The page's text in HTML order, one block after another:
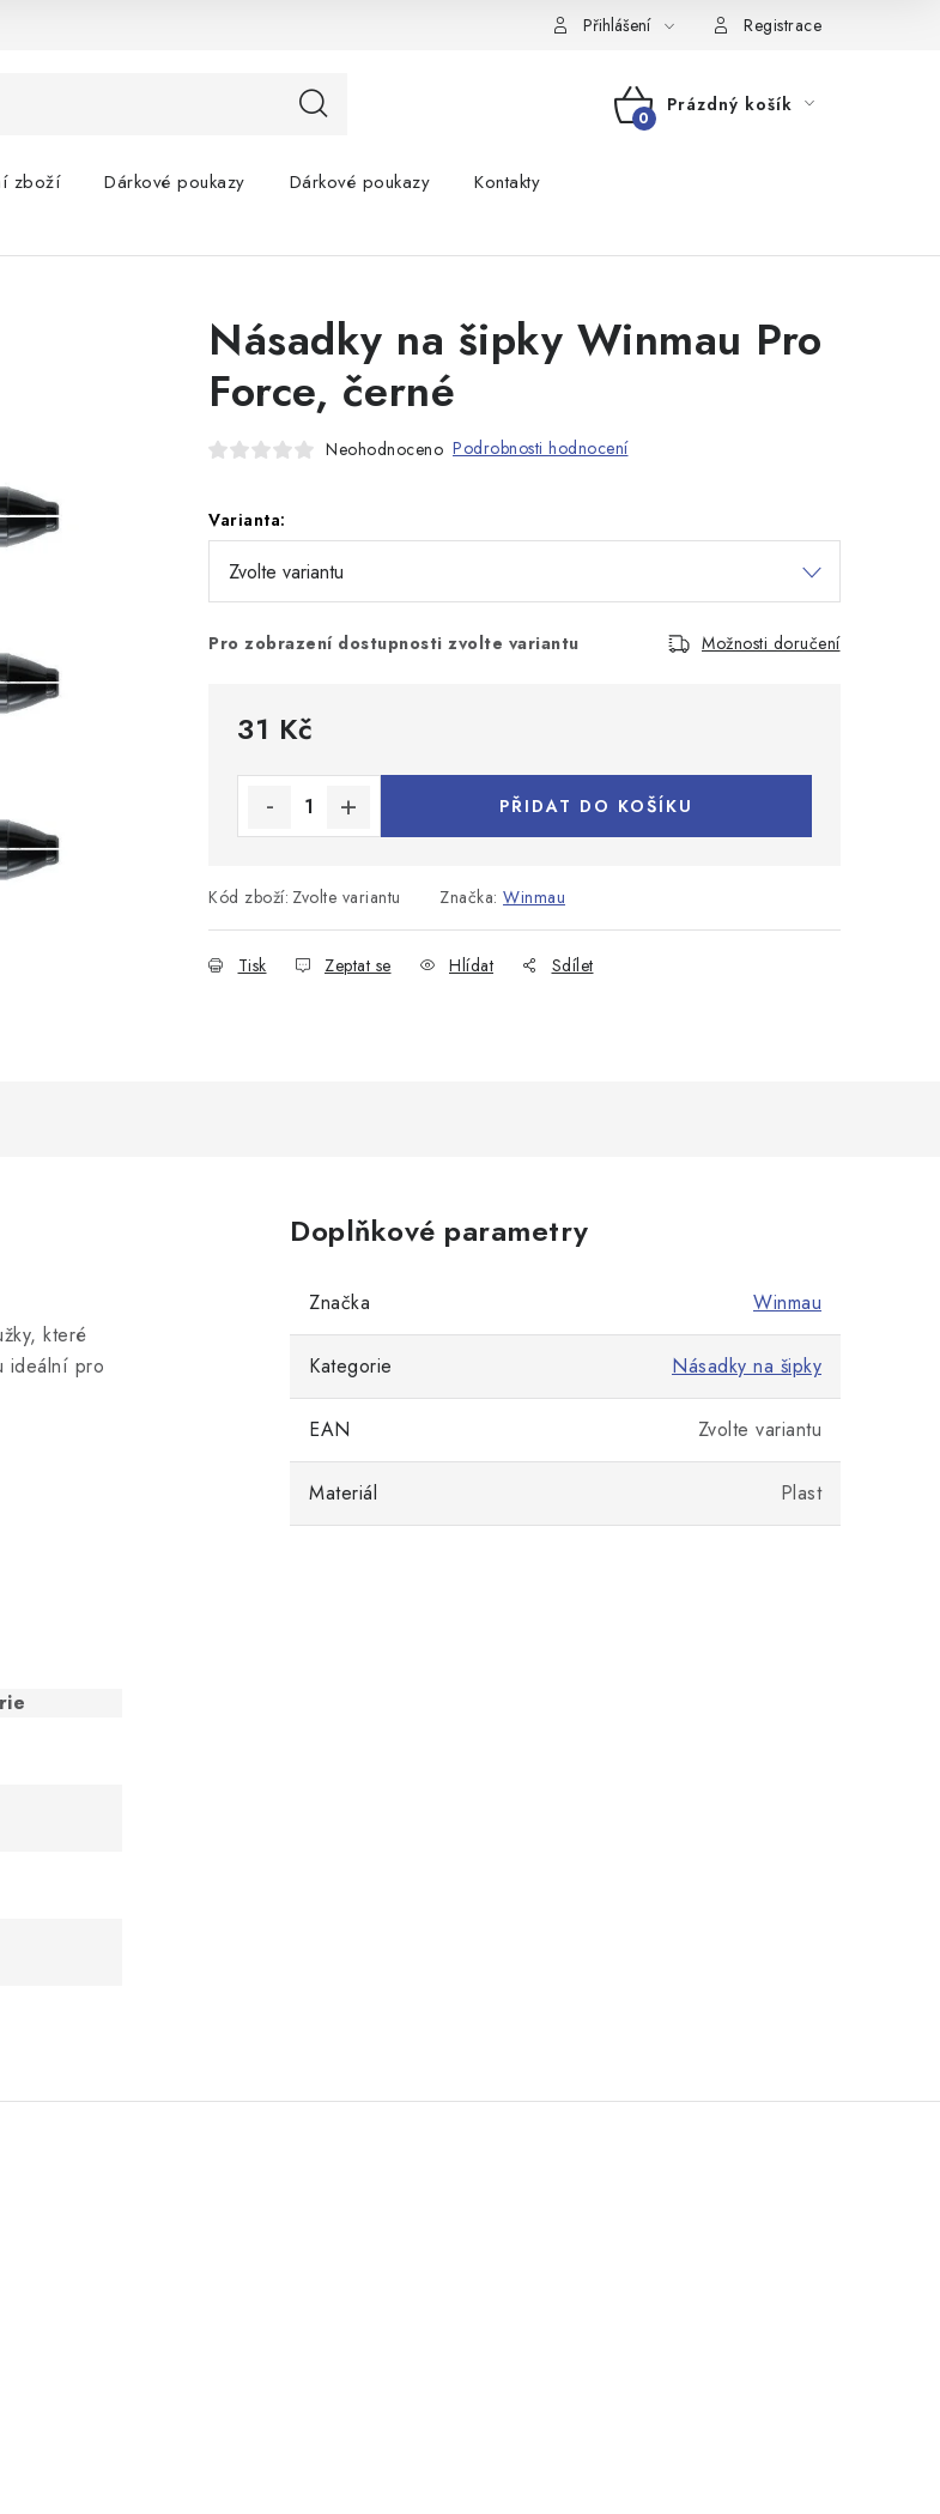
Přihlášení Registrace
NÁKUPNÍ
Prázdný košík
zboží Dárkové poukazy Dárkové poukazy Kontakty
Násadky na šipky Winmau Pro
Force, černé
Neohodnoceno Podrobnosti hodnocení
Varianta:
Pro zobrazení dostupnosti zvolte variantu Možnosti doručení
31 Kč
PŘIDAT DO KOŠÍKU
Kód zboží: Zvolte variantu Značka: Winmau
Tisk Zeptat se Hlídat Sdílet
které
ideální pro
Doplňkové parametry
Značka Winmau
Kategorie Násadky na šipky
EAN Zvolte variantu
Materiál Plast